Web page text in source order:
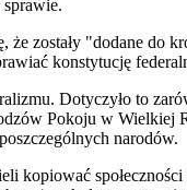
zostały "dodane do
konstytucję federa
Dotyczyło to
Pokoju w Wielkiej
narodów.
kopiować